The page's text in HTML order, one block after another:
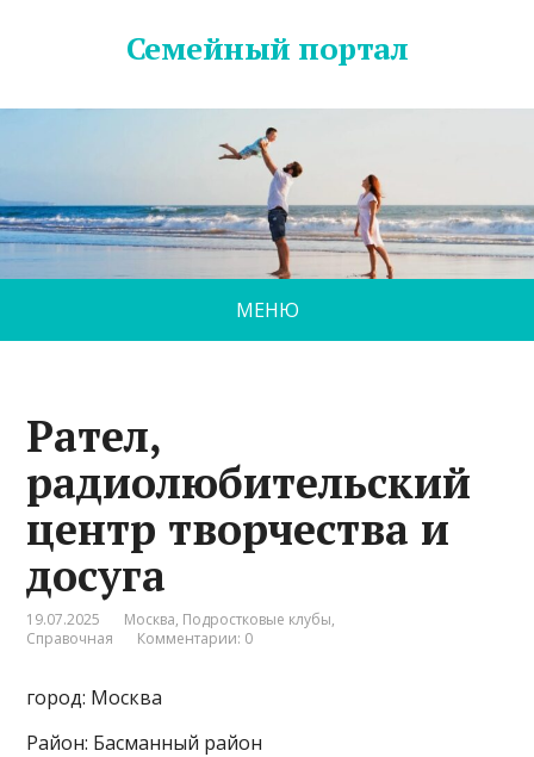
Семейный портал
МЕНЮ
Рател,
радиолюбительский
центр творчества и
досуга
19.07.2025 Москва, Подростковые клубы,
Справочная
Комментарии: 0
город: Москва
Район: Басманный район